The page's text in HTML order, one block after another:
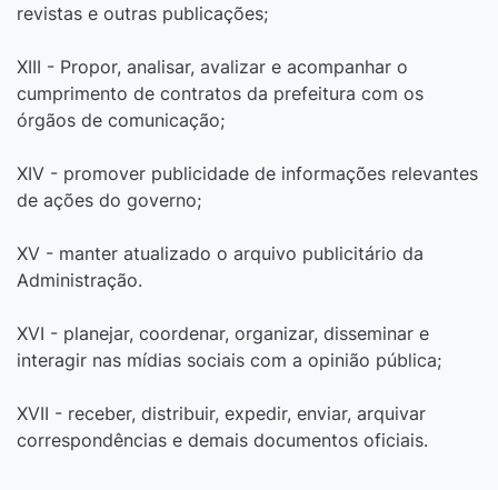
revistas e outras publicações;
XIII - Propor, analisar, avalizar e acompanhar o
cumprimento de contratos da prefeitura com os
órgãos de comunicação;
XIV - promover publicidade de informações relevantes
de ações do governo;
XV - manter atualizado o arquivo publicitário da
Administração.
XVI - planejar, coordenar, organizar, disseminar e
interagir nas mídias sociais com a opinião pública;
XVII - receber, distribuir, expedir, enviar, arquivar
correspondências e demais documentos oficiais.